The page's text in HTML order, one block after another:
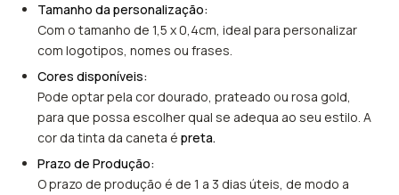
Tamanho da personalização:
Com o tamanho de 1,5 x 0,4cm, ideal para personalizar
com logotipos, nomes ou frases.
Cores disponíveis:
Pode optar pela cor dourado, prateado ou rosa gold,
para que possa escolher qual se adequa ao seu estilo. A
cor da tinta da caneta épreta.
Prazo de Produção:
O prazo de produção é de 1 a 3 dias úteis, de modo a